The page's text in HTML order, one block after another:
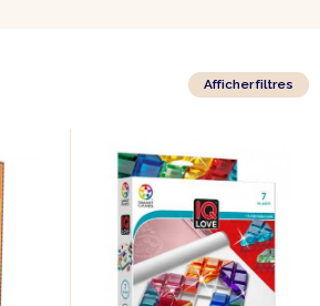
Afficher filtres